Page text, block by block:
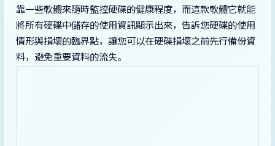
靠一些軟體來隨時監控硬碟的健康程度，而這款軟體它就能
將所有硬碟中儲存的使用資訊顯示出來，告訴您硬碟的使用
情形與損壞的臨界點，讓您可以在硬碟損壞之前先行備份資
料，避免重要資料的流失。